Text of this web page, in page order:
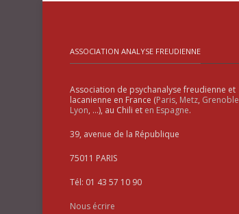
ASSOCIATION ANALYSE FREUDIENNE
Association de psychanalyse freudienne et
lacanienne en France (Paris, Metz, Grenoble
Lyon, …), au Chili et en Espagne.
39, avenue de la République
75011 PARIS
Tél: 01 43 57 10 90
Nous écrire